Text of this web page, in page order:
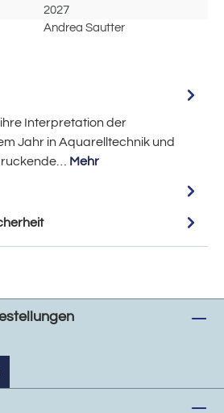
2027
Andrea Sautter
Interpretation der
Jahr in Aquarelltechnik und
Mehr